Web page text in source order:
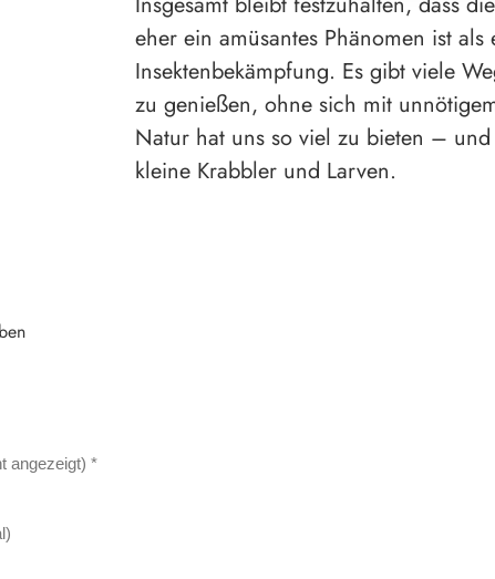
eher ein amüsantes Phänomen ist
Insektenbekämpfung. Es gibt viele
zu genießen, ohne sich mit
Natur hat uns so viel zu bieten –
kleine Krabbler und Larven.